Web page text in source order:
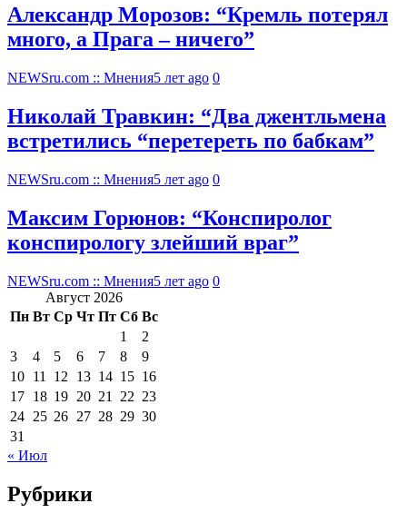
Александр Морозов: “Кремль потерял
много, а Прага – ничего”
NEWSru.com :: Мнения5 лет ago 0
Николай Травкин: “Два джентльмена
встретились “перетереть по бабкам”
NEWSru.com :: Мнения5 лет ago 0
Максим Горюнов: “Конспиролог
конспирологу злейший враг”
NEWSru.com :: Мнения5 лет ago 0
Август 2026
Пн Вт Ср Чт Пт Сб Вс
1
2
3
4 5 6 7 8
9
10 11 12 13 14 15 16
17 18 19 20 21 22 23
24 25 26 27 28 29 30
31
« Июл
Рубрики